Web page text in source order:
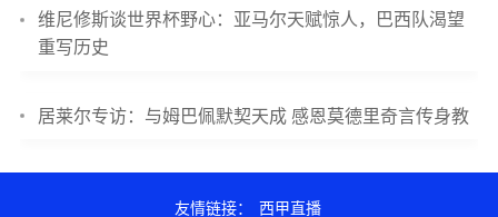
维尼修斯谈世界杯野心：亚马尔天赋惊人，巴西队渴望
重写历史
居莱尔专访：与姆巴佩默契天成 感恩莫德里奇言传身教
友情链接： 西甲直播